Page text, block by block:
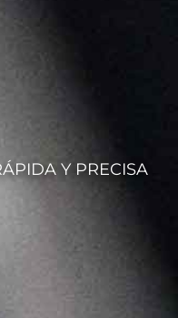
Y PRECISA